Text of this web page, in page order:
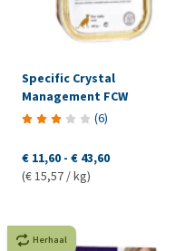
Specific Crystal
Management FCW
(6)
€ 11,60 - € 43,60
(€ 15,57 / kg)
Herhaal